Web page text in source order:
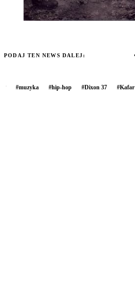
PODAJ TEN NEWS DALEJ:
#muzyka #hip-hop #Dixon 37 #Kafar